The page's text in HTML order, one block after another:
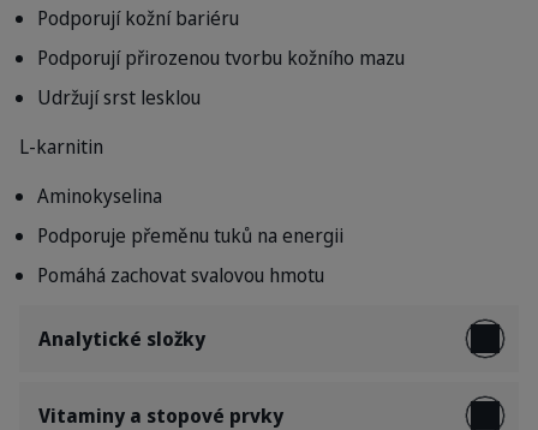
Podporují kožní bariéru
Podporují přirozenou tvorbu kožního mazu
Udržují srst lesklou
L-karnitin
Aminokyselina
Podporuje přeměnu tuků na energii
Pomáhá zachovat svalovou hmotu
Analytické složky
Vitaminy a stopové prvky